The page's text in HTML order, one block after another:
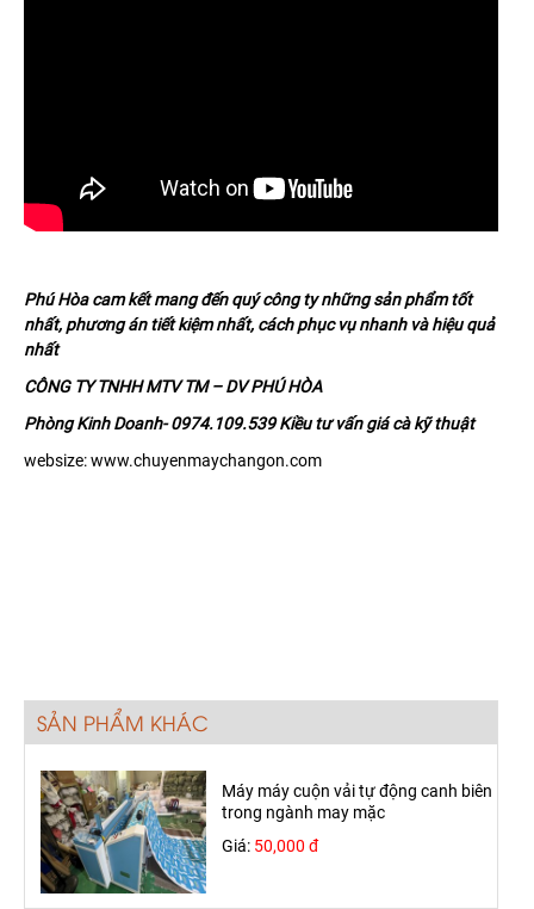
Phú Hòa cam kết mang đến quý công ty những sản phẩm tốt
nhất, phương án tiết kiệm nhất, cách phục vụ nhanh và hiệu quả
nhất
CÔNG TY TNHH MTV TM – DV PHÚ HÒA
Phòng Kinh Doanh- 0974.109.539 Kiều tư vấn giá cà kỹ thuật
websize: www.chuyenmaychangon.com
SẢN PHẨM KHÁC
Máy máy cuộn vải tự động canh biên
trong ngành may mặc
Giá: 50,000 đ